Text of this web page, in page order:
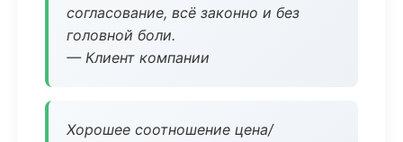
согласование, всё законно и без
головной боли.
— Клиент компании
Хорошее соотношение цена/